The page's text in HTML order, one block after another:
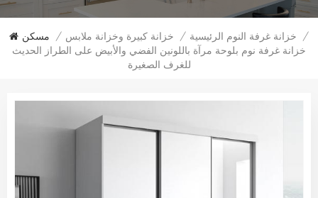
مسكن / خزانة كبيرة وخزانة ملابس / خزانة غرفة النوم الرئيسية /
خزانة غرفة نوم بلوحة مرآة باللونين الفضي والأبيض على الطراز الحديث
للغرف الصغيرة